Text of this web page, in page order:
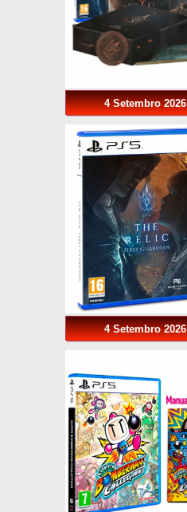
4 Setembro 2026
4 Setembro 2026